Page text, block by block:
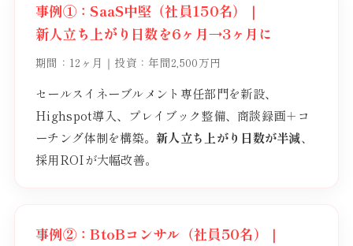
事例①：SaaS中堅（社員150名）｜
新人立ち上がり日数を6ヶ月→3ヶ月に
期間：12ヶ月｜投資：年間2,500万円
セールスイネーブルメント専任部門を新設、
Highspot導入、プレイブック整備、商談録画＋コ
ーチング体制を構築。 新人立ち上がり日数が半減、
採用ROIが大幅改善。
事例②：BtoBコンサル（社員50名）｜